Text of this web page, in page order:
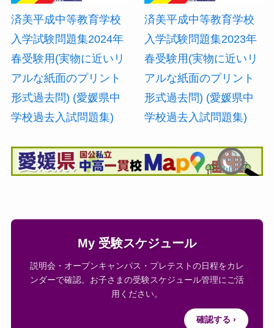
済美平成中等教育学校
入学試験問題集2024年
春受験用(実物に近いリ
アルな紙面のプリント
形式過去問) (愛媛県中
学校過去入試問題集)
済美平成中等教育学校
入学試験問題集2023年
春受験用(実物に近いリ
アルな紙面のプリント
形式過去問) (愛媛県中
学校過去入試問題集)
My 受験スケジュール
説明会・オープンキャンパス・プレテストの日程をカレ
ンダーで確認。お子さまの受験スケジュール管理にご活
用ください。
確認する ›